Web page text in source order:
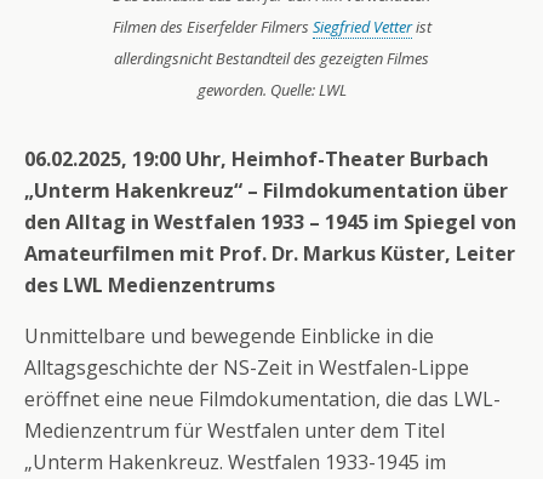
Filmen des Eiserfelder Filmers Siegfried Vetterist
allerdingsnicht Bestandteil des gezeigten Filmes
geworden. Quelle: LWL
06.02.2025, 19:00 Uhr, Heimhof-Theater Burbach
„Unterm Hakenkreuz“ – Filmdokumentation über
den Alltag in Westfalen 1933 – 1945 im Spiegel von
Amateurfilmen mit Prof. Dr. Markus Küster, Leiter
des LWL Medienzentrums
Unmittelbare und bewegende Einblicke in die
Alltagsgeschichte der NS-Zeit in Westfalen-Lippe
eröffnet eine neue Filmdokumentation, die das LWL-
Medienzentrum für Westfalen unter dem Titel
„Unterm Hakenkreuz. Westfalen 1933-1945 im